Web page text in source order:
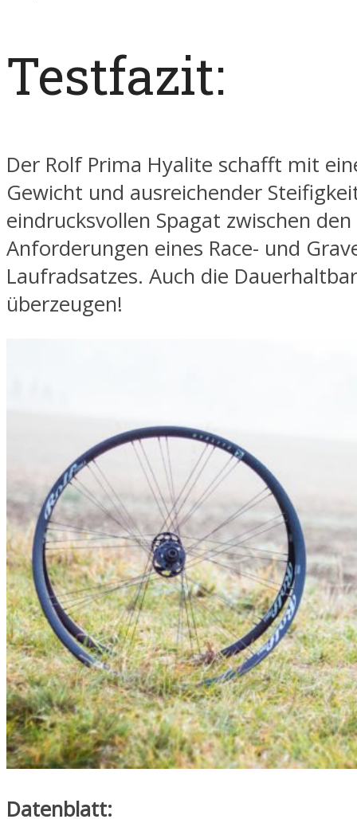
Testfazit:
Der Rolf Prima Hyalite schafft mit
Gewicht und ausreichender
eindrucksvollen Spagat zwischen den
Anforderungen eines Race- und
Laufradsatzes. Auch die
überzeugen!
Datenblatt: